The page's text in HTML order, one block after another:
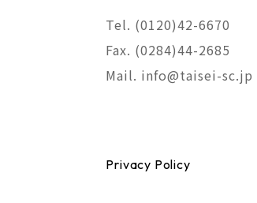
Tel. (0120)42-6670
Fax. (0284)44-2685
Mail. info@taisei-sc.jp
Privacy Policy